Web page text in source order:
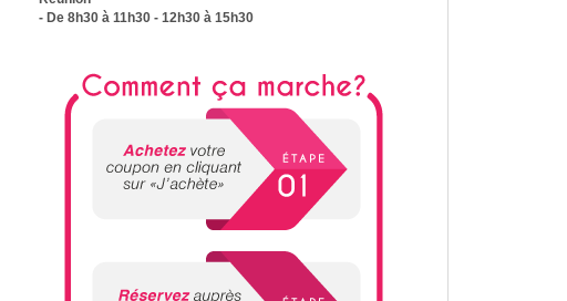
- De 8h30 à 11h30 - 12h30 à 15h30